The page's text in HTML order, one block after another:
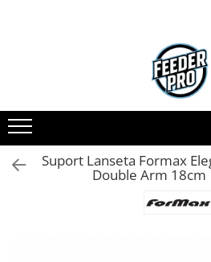
Mulinete
Accesorii Diverse
Mincioguri si Juvelnice
Scaune si Accesorii
Suport Lanseta Formax
Double Arm